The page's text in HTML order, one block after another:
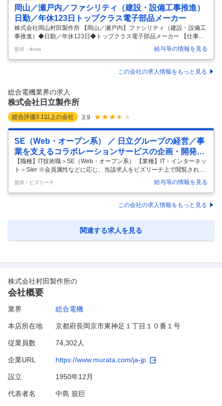
岡山／瀬戸内／ファシリティ（建設・設備工事推進）
日勤／年休123日トップクラス電子部品メーカー
株式会社岡山村田製作所 【岡山／瀬戸内】ファシリティ（建設・設備工
事推進）◆日勤／年休123日◆トップクラス電子部品メーカー 【仕事内
容】 【岡山／瀬戸内】ファシリティ（建設・設備工事推進）◆日勤／年
休123日◆トップクラス電子部品メーカー 【具体的な仕事内容】 ～スマ
ホなどで使われる電子部品をつくる企業／世界シェアトップクラスの製
品も多数あり／売上の90％は海外～ ■業務内容： 社内関係者をはじめ、
場内の建設・設備工事を推進します。 計画・設計から施工管理、竣工後
の運用管理まで一貫して携わっていただきます。 建物や電気・空調など
…
提供：doda 給与等の情報を見る
この会社の求人情報をもっと見る
総合電機業界の求人
株式会社日立製作所
総合評価3.1 以上の会社 3.9
SE（Web・オープン系） ／ 日立グループの経営／事
業を支えるコラボレーションサービスの企画・開発の
技術的取り纏め
【職種】IT技術職＞SE（Web・オープン系） 【業種】IT・インターネッ
ト＞SIer ※会員属性などに応じ、当該求人をビズリーチ上で閲覧された
際に内容が異なる場合があります 【配属組織名】 ＩＴデジタル統括本部
グローバルソリューション第２本部ワークスペースソリューション部
【配属組織について（概要・ミッション）】 ITデジタル統括本部は、日
立グループ30万人以上のユーザに対しITソリューションの開発と提供を
スソリューション部は、日立グループのグローバル戦略の推進に活用す
るコラボレーション/コミュニケーション基盤のサービス企画
提供：ビズリーチ 給与等の情報を見る
この会社の求人情報をもっと見る
関連する求人を見る
株式会社村田製作所の
会社概要
業界 総合電機
本店所在地 京都府長岡京市東神足１丁目１０番１号
従業員数 74,302人
企業URL https://www.murata.com/ja-jp
設立 1950年12月
代表者名 中島 規巨